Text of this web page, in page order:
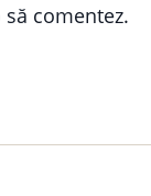
comentez.